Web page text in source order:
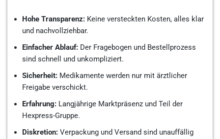
Hohe Transparenz: Keine versteckten Kosten, alles klar
und nachvollziehbar.
Einfacher Ablauf: Der Fragebogen und Bestellprozess
sind schnell und unkompliziert.
Sicherheit: Medikamente werden nur mit ärztlicher
Freigabe verschickt.
Erfahrung: Langjährige Marktpräsenz und Teil der
Hexpress-Gruppe.
Diskretion: Verpackung und Versand sind unauffällig